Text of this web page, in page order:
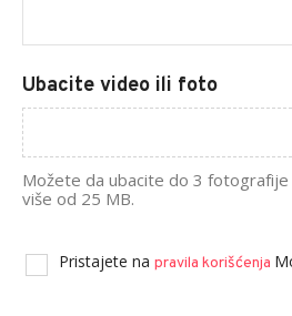
Ubacite video ili foto
Možete da ubacite do 3 fotografije
više od 25 MB.
Pristajete na pravila korišćenja